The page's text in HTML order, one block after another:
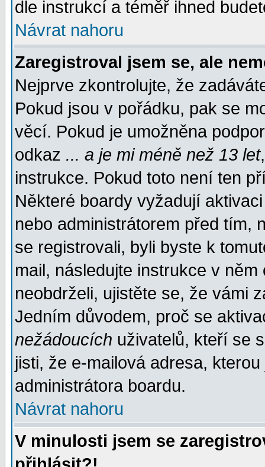
dle instrukcí a téměř ihned
Návrat nahoru
Zaregistroval jsem se, ale
Nejprve zkontrolujte, že
Pokud jsou v pořádku, pak se
věcí. Pokud je umožněna
odkaz ... a je mi méně než 13 let
instrukce. Pokud toto není ten
Některé boardy vyžadují
nebo administrátorem před tím,
se registrovali, byli byste k
mail, následujte instrukce v
neobdrželi, ujistěte se, že vámi
Jedním důvodem, proč se
nežádoucích uživatelů, kteří se
jisti, že e-mailová adresa,
administrátora boardu.
Návrat nahoru
V minulosti jsem se